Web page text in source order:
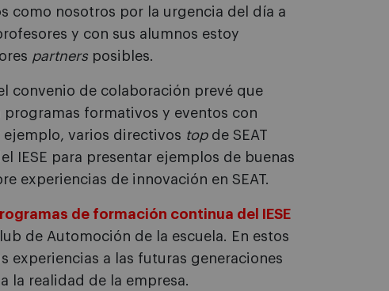
como nosotros por la urgencia del día a
y con sus alumnos estoy
partnersposibles.
convenio de colaboración prevé que
formativos y eventos con
ejemplo, varios directivos topde SEAT
IESE para presentar ejemplos de buenas
experiencias de innovación en SEAT.
de formación continua del IESE
de Automoción de la escuela. En estos
experiencias a las futuras generaciones
la realidad de la empresa.